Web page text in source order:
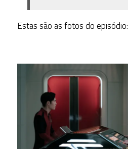
Estas são as fotos do episódio: